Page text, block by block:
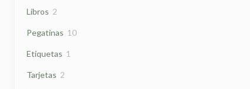
Libros 2
Pegatinas 1010
Etiquetas 1
Tarjetas 2